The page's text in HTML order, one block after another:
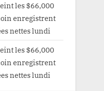
les $66,000
enregistrent
nettes lundi
les $66,000
enregistrent
nettes lundi